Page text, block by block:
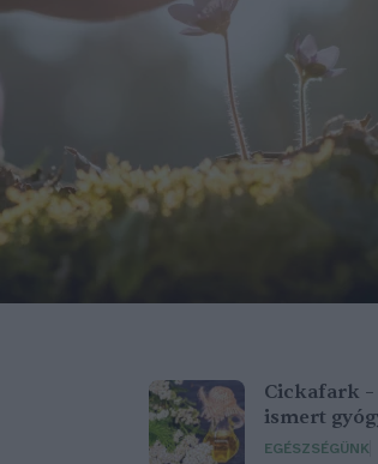
Cickafark
ismert
EGÉSZSÉGÜNK